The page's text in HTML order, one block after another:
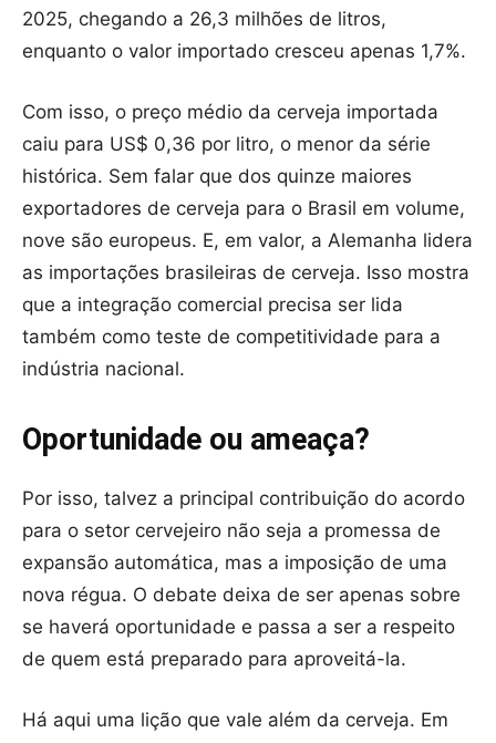
2025, chegando a 26,3 milhões de litros,
enquanto o valor importado cresceu apenas 1,7%.
Com isso, o preço médio da cerveja importada
caiu para US$ 0,36 por litro, o menor da série
histórica. Sem falar que dos quinze maiores
exportadores de cerveja para o Brasil em volume,
nove são europeus. E, em valor, a Alemanha lidera
as importações brasileiras de cerveja. Isso mostra
que a integração comercial precisa ser lida
também como teste de competitividade para a
indústria nacional.
Oportunidade ou ameaça?
Por isso, talvez a principal contribuição do acordo
para o setor cervejeiro não seja a promessa de
expansão automática, mas a imposição de uma
nova régua. O debate deixa de ser apenas sobre
se haverá oportunidade e passa a ser a respeito
de quem está preparado para aproveitá-la.
Há aqui uma lição que vale além da cerveja. Em